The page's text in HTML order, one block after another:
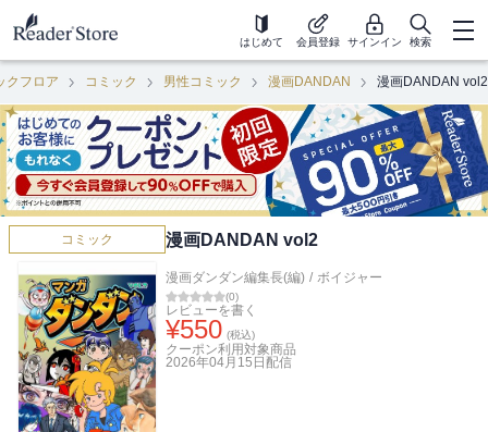
はじめて 会員登録 サインイン 検索
クフロア コミック 男性コミック 漫画DANDAN 漫画DANDAN vol2
コミック 漫画DANDAN vol2
漫画ダンダン編集長(編) / ボイジャー
(0)
レビューを書く
¥550 (税込)
クーポン利用対象商品
2026年04月15日 配信